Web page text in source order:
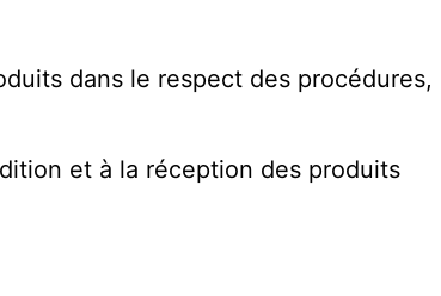
dans le respect des
et à la réception des produits